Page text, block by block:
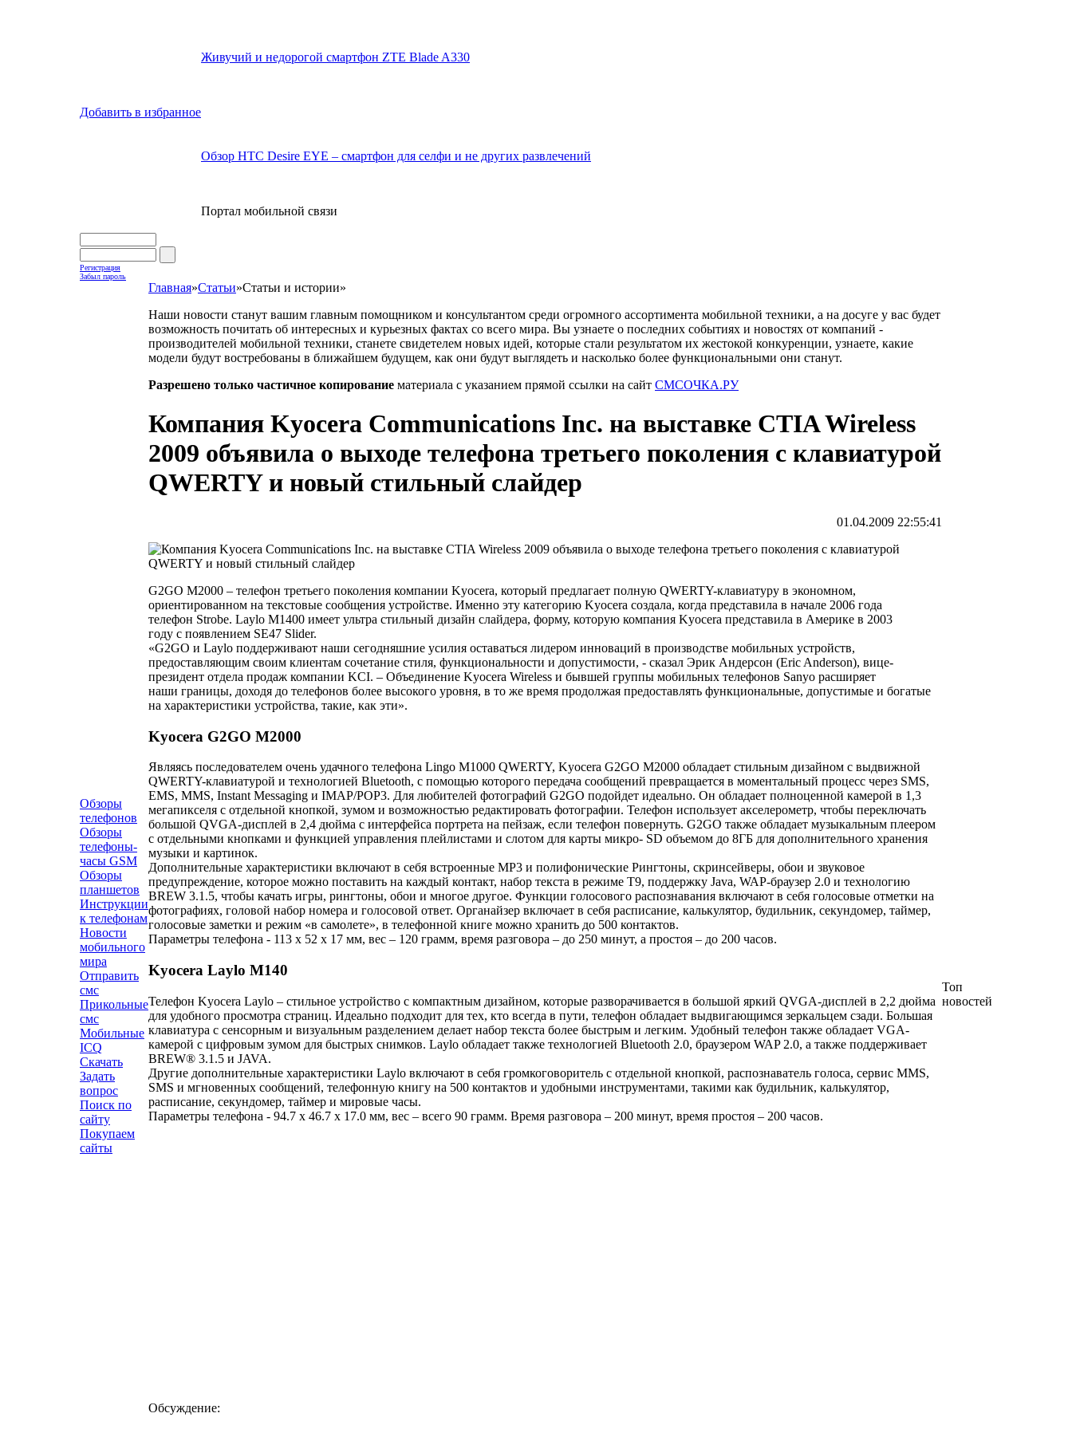
Добавить в избранное
Живучий и недорогой смартфон ZTE Blade A330
Обзор HTC Desire EYE – смартфон для селфи и не других развлечений
Портал мобильной связи
Регистрация
Забыл пароль
Обзоры
телефонов
Обзоры
телефоны-
часы GSM
Обзоры
планшетов
Инструкции
к телефонам
Новости
мобильного
мира
Отправить
смс
Прикольные
смс
Мобильные
ICQ
Скачать
Задать
вопрос
Поиск по
сайту
Покупаем
сайты
Главная»Статьи»Статьи и истории»
Наши новости станут вашим главным помощником и консультантом среди огромного ассортимента мобильной техники, а на досуге у вас будет
возможность почитать об интересных и курьезных фактах со всего мира. Вы узнаете о последних событиях и новостях от компаний -
производителей мобильной техники, станете свидетелем новых идей, которые стали результатом их жестокой конкуренции, узнаете, какие
модели будут востребованы в ближайшем будущем, как они будут выглядеть и насколько более функциональными они станут.
Разрешено только частичное копирование материала с указанием прямой ссылки на сайт СМСОЧКА.РУ
Компания Kyocera Communications Inc. на выставке CTIA Wireless
2009 объявила о выходе телефона третьего поколения с клавиатурой
QWERTY и новый стильный слайдер
01.04.2009 22:55:41
G2GO M2000 – телефон третьего поколения компании Kyocera, который предлагает полную QWERTY-клавиатуру в экономном,
ориентированном на текстовые сообщения устройстве. Именно эту категорию Kyocera создала, когда представила в начале 2006 года
телефон Strobe. Laylo M1400 имеет ультра стильный дизайн слайдера, форму, которую компания Kyocera представила в Америке в 2003
году с появлением SE47 Slider.
«G2GO и Laylo поддерживают наши сегодняшние усилия оставаться лидером инноваций в производстве мобильных устройств,
предоставляющим своим клиентам сочетание стиля, функциональности и допустимости, - сказал Эрик Андерсон (Eric Anderson), вице-
президент отдела продаж компании KCI. – Объединение Kyocera Wireless и бывшей группы мобильных телефонов Sanyo расширяет
наши границы, доходя до телефонов более высокого уровня, в то же время продолжая предоставлять функциональные, допустимые и богатые
на характеристики устройства, такие, как эти».
Kyocera G2GO M2000
Являясь последователем очень удачного телефона Lingo M1000 QWERTY, Kyocera G2GO M2000 обладает стильным дизайном с выдвижной
QWERTY-клавиатурой и технологией Bluetooth, с помощью которого передача сообщений превращается в моментальный процесс через SMS,
EMS, MMS, Instant Messaging и IMAP/POP3. Для любителей фотографий G2GO подойдет идеально. Он обладает полноценной камерой в 1,3
мегапикселя с отдельной кнопкой, зумом и возможностью редактировать фотографии. Телефон использует акселерометр, чтобы переключать
большой QVGA-дисплей в 2,4 дюйма с интерфейса портрета на пейзаж, если телефон повернуть. G2GO также обладает музыкальным плеером
с отдельными кнопками и функцией управления плейлистами и слотом для карты микро- SD объемом до 8ГБ для дополнительного хранения
музыки и картинок.
Дополнительные характеристики включают в себя встроенные MP3 и полифонические Рингтоны, скринсейверы, обои и звуковое
предупреждение, которое можно поставить на каждый контакт, набор текста в режиме Т9, поддержку Java, WAP-браузер 2.0 и технологию
BREW 3.1.5, чтобы качать игры, рингтоны, обои и многое другое. Функции голосового распознавания включают в себя голосовые отметки на
фотографиях, головой набор номера и голосовой ответ. Органайзер включает в себя расписание, калькулятор, будильник, секундомер, таймер,
голосовые заметки и режим «в самолете», в телефонной книге можно хранить до 500 контактов.
Параметры телефона - 113 x 52 x 17 мм, вес – 120 грамм, время разговора – до 250 минут, а простоя – до 200 часов.
Kyocera Laylo M140
Телефон Kyocera Laylo – стильное устройство с компактным дизайном, которые разворачивается в большой яркий QVGA-дисплей в 2,2 дюйма
для удобного просмотра страниц. Идеально подходит для тех, кто всегда в пути, телефон обладает выдвигающимся зеркальцем сзади. Большая
клавиатура с сенсорным и визуальным разделением делает набор текста более быстрым и легким. Удобный телефон также обладает VGA-
камерой с цифровым зумом для быстрых снимков. Laylo обладает также технологией Bluetooth 2.0, браузером WAP 2.0, а также поддерживает
BREW® 3.1.5 и JAVA.
Другие дополнительные характеристики Laylo включают в себя громкоговоритель с отдельной кнопкой, распознаватель голоса, сервис MMS,
SMS и мгновенных сообщений, телефонную книгу на 500 контактов и удобными инструментами, такими как будильник, калькулятор,
расписание, секундомер, таймер и мировые часы.
Параметры телефона - 94.7 x 46.7 x 17.0 мм, вес – всего 90 грамм. Время разговора – 200 минут, время простоя – 200 часов.
Обсуждение:
Топ
новостей